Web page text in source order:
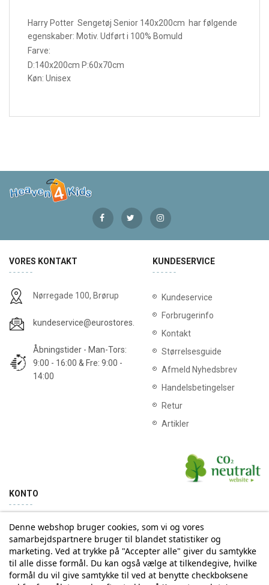
Harry Potter Sengetøj Senior 140x200cm har følgende
egenskaber: Motiv. Udført i 100% Bomuld
Farve:
D:140x200cm P:60x70cm
Køn: Unisex
VORES KONTAKT
Nørregade 100, Brørup
kundeservice@eurostores.dk
Åbningstider - Man-Tors:
9:00 - 16:00 & Fre: 9:00 -
14:00
KUNDESERVICE
Kundeservice
Forbrugerinfo
Kontakt
Størrelsesguide
Afmeld Nyhedsbrev
Handelsbetingelser
Retur
Artikler
KONTO
Min konto Ordrehistorik
Tilmelding til Nyhedsbrev
Denne webshop bruger cookies, som vi og vores
samarbejdspartnere bruger til blandet statistiker og
marketing. Ved at trykke på "Accepter alle" giver du samtykke
til alle disse formål. Du kan også vælge at tilkendegive, hvilke
formål du vil give samtykke til ved at benytte checkboksene